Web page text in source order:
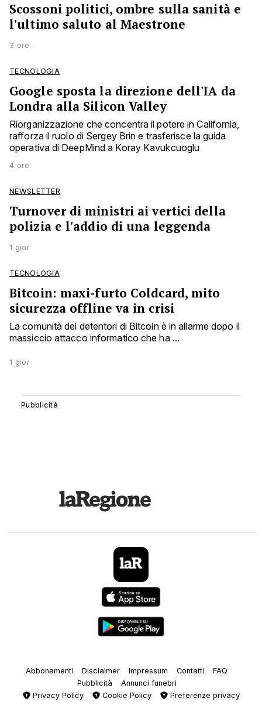
Scossoni politici, ombre sulla sanità e
l'ultimo saluto al Maestrone
3 ore
TECNOLOGIA
Google sposta la direzione dell'IA da
Londra alla Silicon Valley
Riorganizzazione che concentra il potere in California,
rafforza il ruolo di Sergey Brin e trasferisce la guida
operativa di DeepMind a Koray Kavukcuoglu
4 ore
NEWSLETTER
Turnover di ministri ai vertici della
polizia e l'addio di una leggenda
1 gior
TECNOLOGIA
Bitcoin: maxi-furto Coldcard, mito
sicurezza offline va in crisi
La comunità dei detentori di Bitcoin è in allarme dopo il
massiccio attacco informatico che ha ...
1 gior
Abbonamenti Disclaimer Impressum Contatti
FAQ
Pubblicità
Annunci funebri
Privacy Policy
Cookie Policy Preferenze privacy